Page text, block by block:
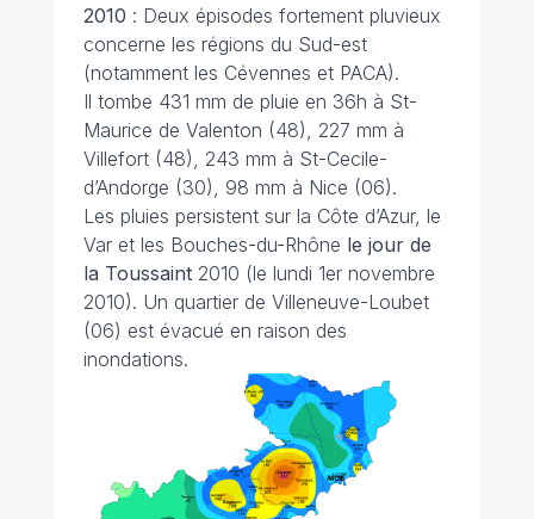
2010 : Deux épisodes fortement pluvieux
concerne les régions du Sud-est
(notamment les Cévennes et PACA).
Il tombe 431 mm de pluie en 36h à St-
Maurice de Valenton (48), 227 mm à
Villefort (48), 243 mm à St-Cecile-
d’Andorge (30), 98 mm à Nice (06).
Les pluies persistent sur la Côte d’Azur, le
Var et les Bouches-du-Rhône le jour de
la Toussaint2010 (le lundi 1er novembre
2010). Un quartier de Villeneuve-Loubet
(06) est évacué en raison des
inondations.